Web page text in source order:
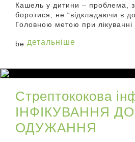
Кашель у дитини – проблема,
боротися, не “відкладаючи в
Головною метою при
детальніше
Стрептококова
ІНФІКУВАННЯ ДО
ОДУЖАННЯ